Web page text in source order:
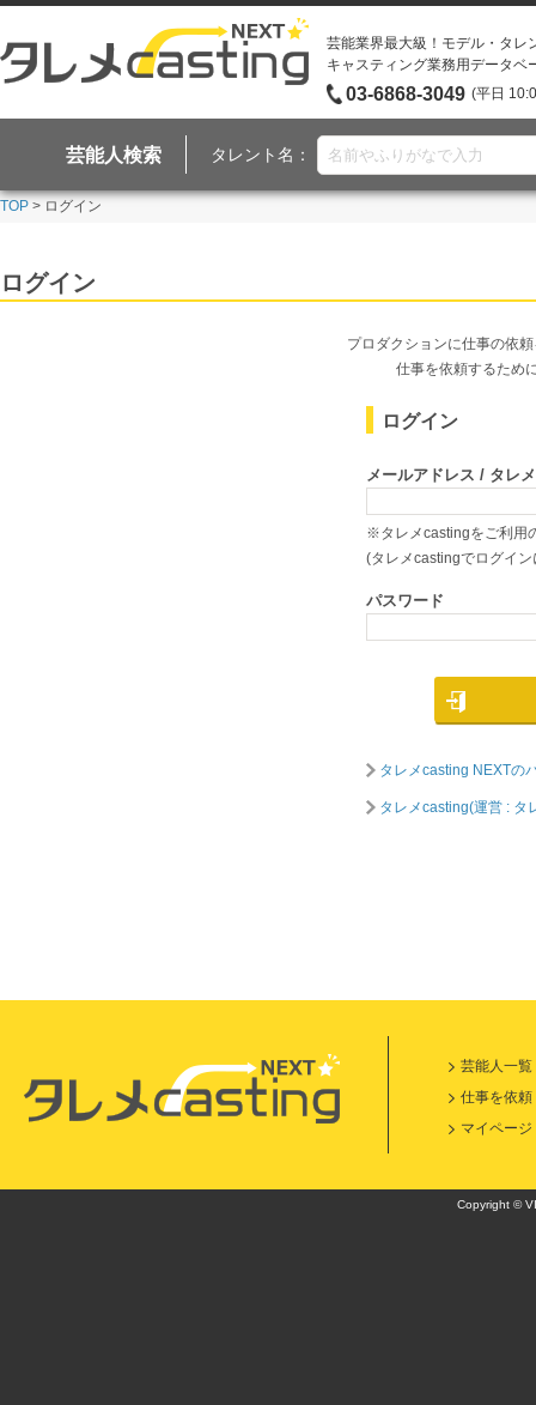
芸能業界最大級！モデル・タレ
キャスティング業務用データベ
03-6868-3049 (平日
芸能人検索 タレント名：
TOP > ログイン
ログイン
プロダクションに仕事の依
仕事を依頼するため
ログイン
メールアドレス / タレ
※タレメcastingをご利用
(タレメcastingでログイ
パスワード
タレメcasting NEXTの
タレメcasting(運営 : タ
芸能人一覧
仕事を依頼
マイページ
Copyright ©